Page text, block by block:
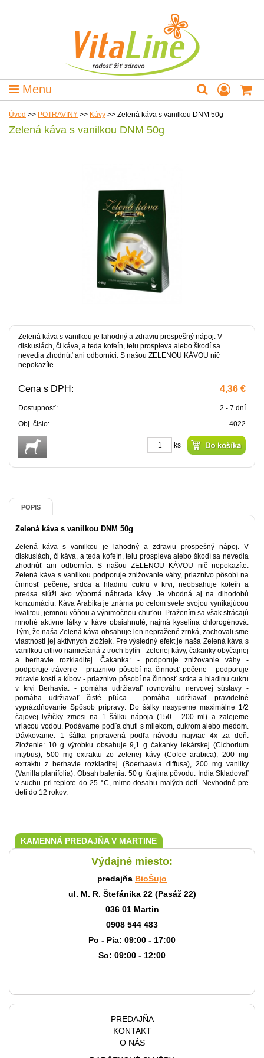
Menu
Úvod >> POTRAVINY >> Kávy >> Zelená káva s vanilkou DNM 50g
Zelená káva s vanilkou DNM 50g
Zelená káva s vanilkou je lahodný a zdraviu prospešný nápoj. V
diskusiách, či káva, a teda kofeín, telu prospieva alebo škodí sa
nevedia zhodnúť ani odborníci. S našou ZELENOU KÁVOU nič
nepokazíte ...
Cena s DPH: 4,36 €
Dostupnosť:
2 - 7 dní
Obj. čislo:
4022
ks
POPIS
Zelená káva s vanilkou DNM 50g
Zelená káva s vanilkou je lahodný a zdraviu prospešný nápoj. V
diskusiách, či káva, a teda kofeín, telu prospieva alebo škodí sa nevedia
zhodnúť ani odborníci. S našou ZELENOU KÁVOU nič nepokazíte.
Zelená káva s vanilkou podporuje znižovanie váhy, priaznivo pôsobí na
činnosť pečene, srdca a hladinu cukru v krvi, neobsahuje kofeín a
predsa slúži ako výborná náhrada kávy. Je vhodná aj na dlhodobú
konzumáciu. Káva Arabika je známa po celom svete svojou vynikajúcou
kvalitou, jemnou vôňou a výnimočnou chuťou. Pražením sa však strácajú
mnohé aktívne látky v káve obsiahnuté, najmä kyselina chlorogénová.
Tým, že naša Zelená káva obsahuje len nepražené zrnká, zachovali sme
vlastnosti jej aktívnych zložiek. Pre výsledný efekt je naša Zelená káva s
vanilkou citlivo namiešaná z troch bylín - zelenej kávy, čakanky obyčajnej
a berhavie rozkladitej. Čakanka: - podporuje znižovanie váhy -
podporuje trávenie - priaznivo pôsobí na činnosť pečene - podporuje
zdravie kostí a kĺbov - priaznivo pôsobí na činnosť srdca a hladinu cukru
v krvi Berhavia: - pomáha udržiavať rovnováhu nervovej sústavy -
pomáha udržiavať čisté pľúca - pomáha udržiavať pravidelné
vyprázdňovanie Spôsob prípravy: Do šálky nasypeme maximálne 1/2
čajovej lyžičky zmesi na 1 šálku nápoja (150 - 200 ml) a zalejeme
vriacou vodou. Podávame podľa chuti s mliekom, cukrom alebo medom.
Dávkovanie: 1 šálka pripravená podľa návodu najviac 4x za deň.
Zloženie: 10 g výrobku obsahuje 9,1 g čakanky lekárskej (Cichorium
intybus), 500 mg extraktu zo zelenej kávy (Cofee arabica), 200 mg
extraktu z berhavie rozkladitej (Boerhaavia diffusa), 200 mg vanilky
(Vanilla planifolia). Obsah balenia: 50 g Krajina pôvodu: India Skladovať
v suchu pri teplote do 25 °C, mimo dosahu malých detí. Nevhodné pre
deti do 12 rokov.
KAMENNÁ PREDAJŇA V MARTINE
Výdajné miesto:
predajňa BioŠujo
ul. M. R. Štefánika 22 (Pasáž 22)
036 01 Martin
0908 544 483
Po - Pia: 09:00 - 17:00
So: 09:00 - 12:00
PREDAJŇA
KONTAKT
O NÁS